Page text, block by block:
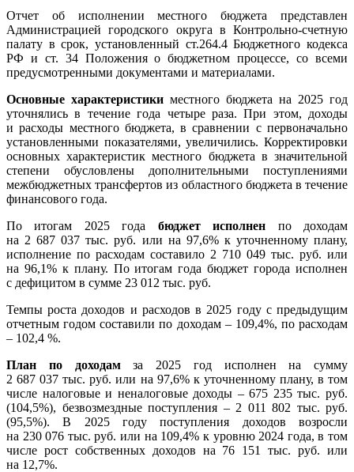
Отчет об исполнении местного бюджета представлен
Администрацией городского округа в Контрольно-счетную
палату в срок, установленный ст.264.4 Бюджетного кодекса
РФ и ст. 34 Положения о бюджетном процессе, со всеми
предусмотренными документами и материалами.
Основные характеристики местного бюджета на 2025 год
уточнялись в течение года четыре раза. При этом, доходы
и расходы местного бюджета, в сравнении с первоначально
установленными показателями, увеличились. Корректировки
основных характеристик местного бюджета в значительной
степени обусловлены дополнительными поступлениями
межбюджетных трансфертов из областного бюджета в течение
финансового года.
По итогам 2025 года бюджет исполнен по доходам
на 2 687 037 тыс. руб. или на 97,6% к уточненному плану,
исполнение по расходам составило 2 710 049 тыс. руб. или
на 96,1% к плану. По итогам года бюджет города исполнен
с дефицитом в сумме 23 012 тыс. руб.
Темпы роста доходов и расходов в 2025 году с предыдущим
отчетным годом составили по доходам – 109,4%, по расходам
– 102,4 %.
План по доходамза 2025 год исполнен на сумму
2 687 037 тыс. руб. или на 97,6% к уточненному плану, в том
числе налоговые и неналоговые доходы – 675 235 тыс. руб.
(104,5%), безвозмездные поступления – 2 011 802 тыс. руб.
(95,5%). В 2025 году поступления доходов возросли
на 230 076 тыс. руб. или на 109,4% к уровню 2024 года, в том
числе рост собственных доходов на 76 151 тыс. руб. или
на 12,7%.